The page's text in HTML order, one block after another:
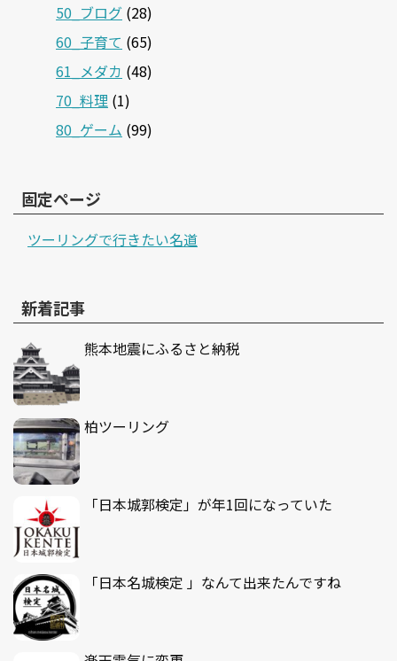
50_ブログ (28)
60_子育て (65)
61_メダカ (48)
70_料理 (1)
80_ゲーム (99)
固定ページ
ツーリングで行きたい名道
新着記事
熊本地震にふるさと納税
柏ツーリング
「日本城郭検定」が年1回になっていた
「日本名城検定 」なんて出来たんですね